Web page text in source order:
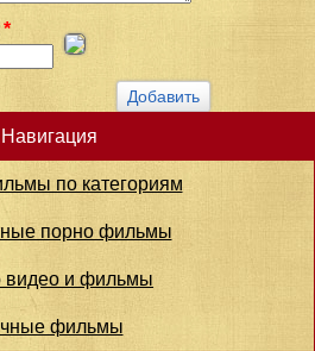
*
Навигация
по категориям
порно фильмы
видео и фильмы
фильмы